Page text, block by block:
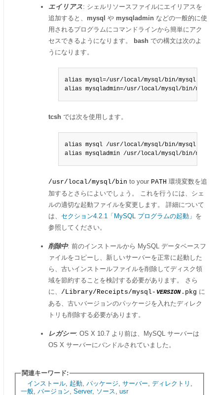
エイリアス: シェルリソースファイルにエイリアスを
追加すると、 mysql や mysqladmin などの一般的に使
用されるプログラムにコマンドラインから簡単にアク
セスできるようになります。
bash での構文は次のよ
うになります。
alias mysql=/usr/local/mysql/bin/mysql
alias mysqladmin=/usr/local/mysql/bin/
tcsh では次を使用します。
alias mysql /usr/local/mysql/bin/mysql
alias mysqladmin /usr/local/mysql/bin/
/usr/local/mysql/bin to your PATH 環境変数を追
加するとさらによいでしょう。 これを行うには、シェ
ルの適切な起動ファイルを変更します。 詳細について
は、 セクション4.2.1「MySQL プログラムの起動」 を
参照してください。
削除中: 前のインストールから MySQL データベースフ
ァイルをコピーし、新しいサーバーを正常に起動した
ら、古いインストールファイルを削除してディスク領
域を節約することを検討する必要があります。 さら
に、 /Library/Receipts/mysql- VERSION .pkg に
ある、古いバージョンのパッケージを入れたディレク
トリも削除する必要があります。
レガシー: OS X 10.7 より前は、MySQL サーバーは
OS X サーバーにバンドルされていました。
関連キーワード:
インストール, 起動, パッケージ サーバー ディレクトリ
一般, バージョン Server, ソース usr